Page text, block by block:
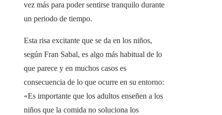
vez más para poder sentirse tranquilo durante
un periodo de tiempo.
Esta risa excitante que se da en los niños,
según Fran Sabal, es algo más habitual de lo
que parece y en muchos casos es
consecuencia de lo que ocurre en su entorno:
«Es importante que los adultos enseñen a los
niños que la comida no soluciona los